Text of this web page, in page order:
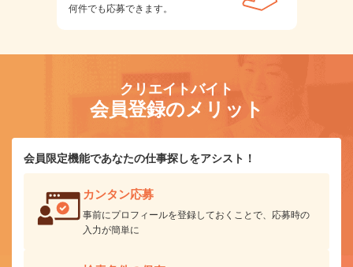
何件でも応募できます。
クリエイトバイト
会員登録のメリット
会員限定機能であなたの仕事探しをアシスト！
カンタン応募
事前にプロフィールを登録しておくことで、応募時の
入力が簡単に